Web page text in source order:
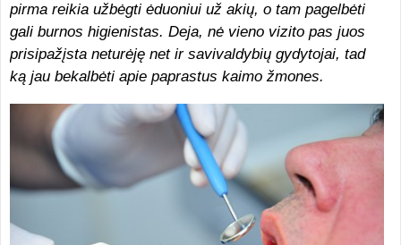
pirma reikia užbėgti ėduoniui už akių, o tam pagelbėti
gali burnos higienistas. Deja, nė vieno vizito pas juos
prisipažįsta neturėję net ir savivaldybių gydytojai, tad
ką jau bekalbėti apie paprastus kaimo žmones.